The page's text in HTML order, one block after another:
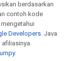
berdasarkan
contoh kode
mengetahui
Developers. Java
afiliasinya.
.